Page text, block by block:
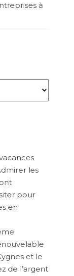
à
les
pour
en
et le
de l’argent